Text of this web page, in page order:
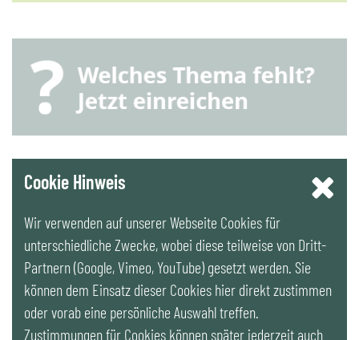
YouTube
LinkedIn
Newsletter
Cookie Hinweis
Wir verwenden auf unserer Webseite Cookies für
unterschiedliche Zwecke, wobei diese teilweise von Dritt-
Partnern (Google, Vimeo, YouTube) gesetzt werden. Sie
können dem Einsatz dieser Cookies hier direkt zustimmen
oder vorab eine persönliche Auswahl treffen.
Zustimmungen für Cookies können später jederzeit auch